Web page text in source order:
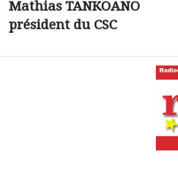
Mathias TANKOANO
président du CSC